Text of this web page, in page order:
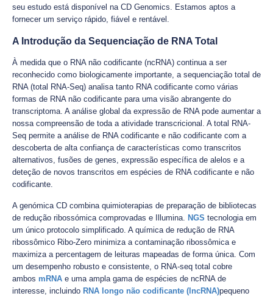
seu estudo está disponível na CD Genomics. Estamos aptos a
fornecer um serviço rápido, fiável e rentável.
A Introdução da Sequenciação de RNA Total
À medida que o RNA não codificante (ncRNA) continua a ser
reconhecido como biologicamente importante, a sequenciação total de
RNA (total RNA-Seq) analisa tanto RNA codificante como várias
formas de RNA não codificante para uma visão abrangente do
transcriptoma. A análise global da expressão de RNA pode aumentar a
nossa compreensão de toda a atividade transcricional. A total RNA-
Seq permite a análise de RNA codificante e não codificante com a
descoberta de alta confiança de características como transcritos
alternativos, fusões de genes, expressão específica de alelos e a
deteção de novos transcritos em espécies de RNA codificante e não
codificante.
A genómica CD combina quimioterapias de preparação de bibliotecas
de redução ribossómica comprovadas e Illumina. NGS tecnologia em
um único protocolo simplificado. A química de redução de RNA
ribossômico Ribo-Zero minimiza a contaminação ribossômica e
maximiza a percentagem de leituras mapeadas de forma única. Com
um desempenho robusto e consistente, o RNA-seq total cobre
ambos mRNA e uma ampla gama de espécies de ncRNA de
interesse, incluindo RNA longo não codificante (lncRNA)pequeno